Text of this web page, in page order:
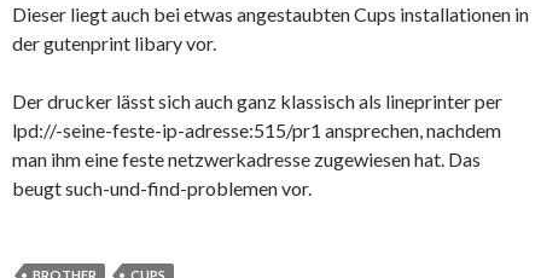
Dieser liegt auch bei etwas angestaubten Cups installationen in
der gutenprint libary vor.
Der drucker lässt sich auch ganz klassisch als lineprinter per
lpd://-seine-feste-ip-adresse:515/pr1 ansprechen, nachdem
man ihm eine feste netzwerkadresse zugewiesen hat. Das
beugt such-und-find-problemen vor.